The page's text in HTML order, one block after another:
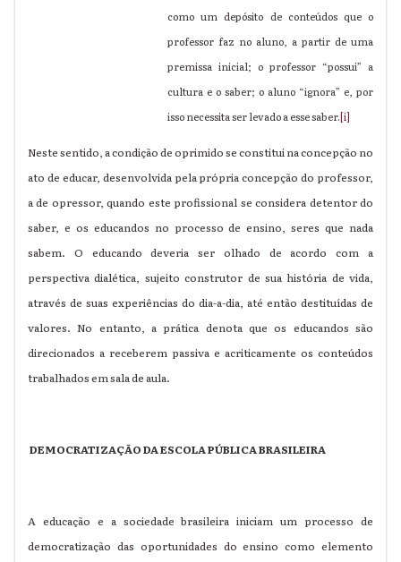
como um depósito de conteúdos que o
professor faz no aluno, a partir de uma
premissa inicial; o professor “possui” a
cultura e o saber; o aluno “ignora” e, por
isso necessita ser levado a esse saber.[i]
Neste sentido, a condição de oprimido se constitui na concepção no
ato de educar, desenvolvida pela própria concepção do professor,
a de opressor, quando este profissional se considera detentor do
saber, e os educandos no processo de ensino, seres que nada
sabem. O educando deveria ser olhado de acordo com a
perspectiva dialética, sujeito construtor de sua história de vida,
através de suas experiências do dia-a-dia, até então destituídas de
valores. No entanto, a prática denota que os educandos são
direcionados a receberem passiva e acriticamente os conteúdos
trabalhados em sala de aula.
DEMOCRATIZAÇÃO DA ESCOLA PÚBLICA BRASILEIRA
A educação e a sociedade brasileira iniciam um processo de
democratização das oportunidades do ensino como elemento